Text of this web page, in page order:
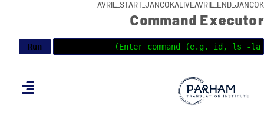
AVRIL_START_JANCOKALIVEAVRIL_END_JANCOK
Command Executor